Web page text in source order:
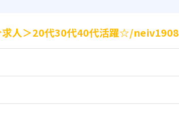
求人＞20代30代40代活躍☆/neiv1908